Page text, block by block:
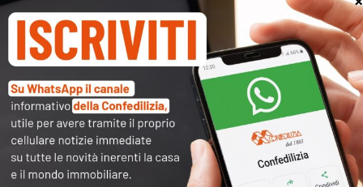
Menu
Intervista al Presidente